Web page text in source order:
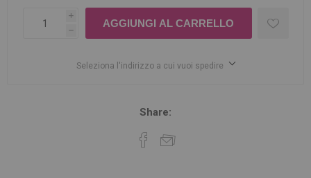
i
h
Seleziona l'indirizzo a cui vuoi spedire
Share: